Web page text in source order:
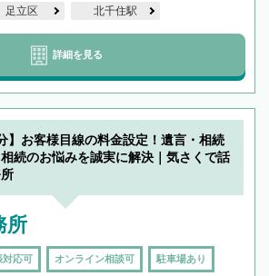
足立区 北千住駅
詳細を見る
】お客様目線の料金設定！遺言・相続
続のお悩みを誠実に解決｜気さくで話
所
対応可 オンライン相談可 駐車場あり